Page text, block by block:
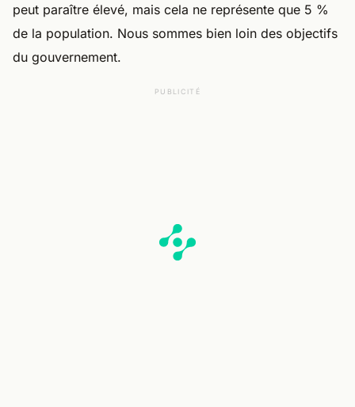
peut paraître élevé, mais cela ne représente que 5 %
de la population. Nous sommes bien loin des objectifs
du gouvernement.
PUBLICITÉ